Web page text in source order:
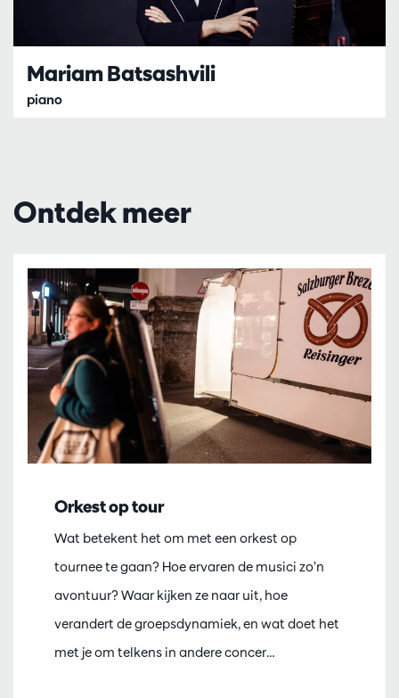
Mariam Batsashvili
piano
Ontdek meer
Orkest op tour
Wat betekent het om met een orkest op
tournee te gaan? Hoe ervaren de musici zo’n
avontuur? Waar kijken ze naar uit, hoe
verandert de groepsdynamiek, en wat doet het
met je om telkens in andere concer…